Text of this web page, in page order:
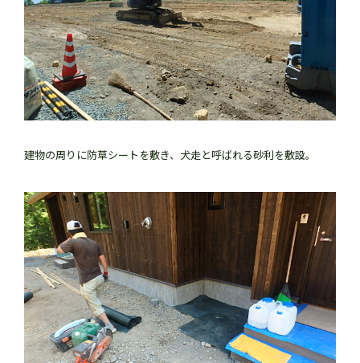
建物の周りに防草シートを敷き、犬走と呼ばれる砂利を敷設。